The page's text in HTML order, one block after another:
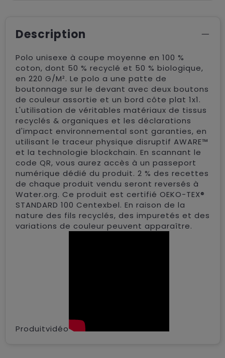
Description
Polo unisexe à coupe moyenne en 100 %
coton, dont 50 % recyclé et 50 % biologique,
en 220 G/M². Le polo a une patte de
boutonnage sur le devant avec deux boutons
de couleur assortie et un bord côte plat 1x1.
L'utilisation de véritables matériaux de tissus
recyclés & organiques et les déclarations
d'impact environnemental sont garanties, en
utilisant le traceur physique disruptif AWARE™
et la technologie blockchain. En scannant le
code QR, vous aurez accès à un passeport
numérique dédié du produit. 2 % des recettes
de chaque produit vendu seront reversés à
Water.org. Ce produit est certifié OEKO-TEX®
STANDARD 100 Centexbel. En raison de la
nature des fils recyclés, des impuretés et des
variations de couleur peuvent apparaître.
Produitvidéo